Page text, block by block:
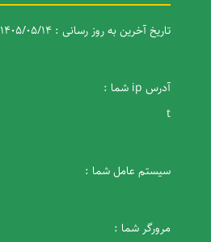
تاریخ آخرین به روز رسانی : 1405/05/14 11:48
آدرس ip شما :
t
سیستم عامل شما :
مرورگر شما :